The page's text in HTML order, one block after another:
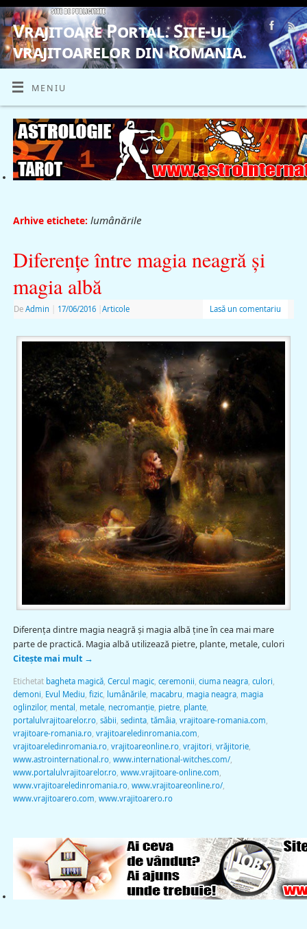
Vrajitoare Portal. Site-ul
vrajitoarelor din Romania.
VRAJITOARE, VRAJITOARELE, VRAJITOARE
MENIU
Arhive etichete: lumânările
Diferenţe între magia neagră şi
magia albă
De Admin 17/06/2016 Articole Lasă un comentariu
Diferenţa dintre magia neagră şi magia albă ţine în cea mai mare
parte de practică. Magia albă utilizează pietre, plante, metale, culori
Citește mai mult →
Etichetat bagheta magică, Cercul magic, ceremonii ciuma neagra, culori
demoni Evul Mediu fizic, lumânările, macabru magia neagra, magia
oglinzilor, mental metale, necromanţie, pietre, plante,
portalulvrajitoarelor.ro, săbii sedinta, tămâia, vrajitoare-romania.com
vrajitoare-romania.ro, vrajitoareledinromania.com
vrajitoareledinromania.ro, vrajitoareonline.ro, vrajitori vrăjitorie,
www.astrointernational.ro, www.international-witches.com/,
www.portalulvrajitoarelor.ro, www.vrajitoare-online.com
www.vrajitoareledinromania.ro, www.vrajitoareonline.ro/,
www.vrajitoarero.com www.vrajitoarero.ro